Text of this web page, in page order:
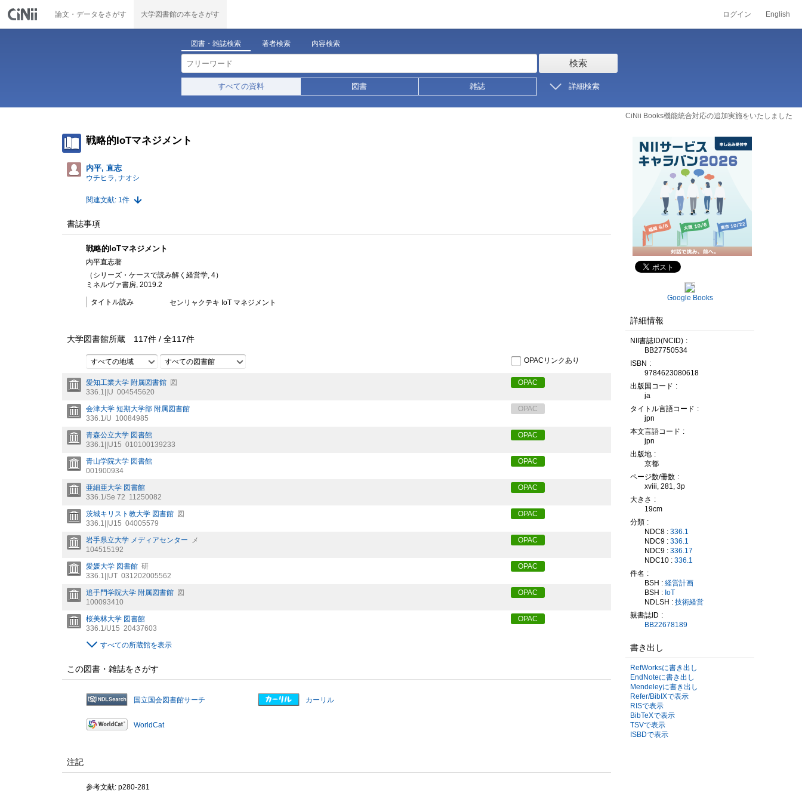
論文・データをさがす 大学図書館の本をさがす ログイン English
図書・雑誌検索 著者検索 内容検索
検索
すべての資料 図書 雑誌 詳細検索
CiNii Books機能統合対応の追加実施をいたしました
戦略的IoTマネジメント
内平, 直志
ウチヒラ, ナオシ
関連文献: 1件
書誌事項
戦略的IoTマネジメント
内平直志著
（シリーズ・ケースで読み解く経営学, 4）
ミネルヴァ書房, 2019.2
タイトル読み センリャクテキ IoT マネジメント
大学図書館所蔵 117件 / 全117件
すべての地域 すべての図書館 OPACリンクあり
愛知工業大学 附属図書館 図
336.1||U 004545620
OPAC
会津大学 短期大学部 附属図書館
336.1/U 10084985
OPAC
青森公立大学 図書館
336.1||U15 010100139233
OPAC
青山学院大学 図書館
001900934
OPAC
亜細亜大学 図書館
336.1/Se 72 11250082
OPAC
茨城キリスト教大学 図書館 図
336.1||U15 04005579
OPAC
岩手県立大学 メディアセンター
メ
104515192
OPAC
愛媛大学 図書館 研
336.1||UT 031202005562
OPAC
追手門学院大学 附属図書館 図
100093410
OPAC
桜美林大学 図書館
336.1/U15 20437603
OPAC
すべての所蔵館を表示
この図書・雑誌をさがす
国立国会図書館サーチ カーリル
WorldCat
注記
参考文献: p280-281
Google Books
詳細情報
NII書誌ID(NCID)
BB27750534
ISBN
9784623080618
出版国コード
ja
タイトル言語コード
jpn
本文言語コード
jpn
出版地
京都
ページ数/冊数
xviii, 281, 3p
大きさ
19cm
分類
NDC8 : 336.1
NDC9 : 336.1
NDC9 : 336.17
NDC10 : 336.1
件名
BSH : 経営計画
BSH : IoT
NDLSH : 技術経営
親書誌ID
BB22678189
書き出し
RefWorksに書き出し
EndNoteに書き出し
Mendeleyに書き出し
Refer/BibIXで表示
RISで表示
BibTeXで表示
TSVで表示
ISBDで表示